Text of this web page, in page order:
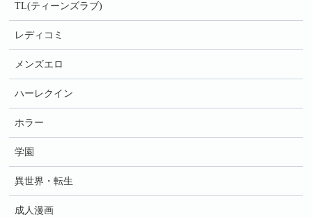
TL(ティーンズラブ)
レディコミ
メンズエロ
ハーレクイン
ホラー
学園
異世界・転生
成人漫画